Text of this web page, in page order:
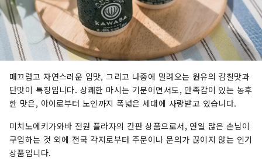
매끄럽고 자연스러운 입맛, 그리고 나중에 밀려오는 원유의 감칠맛과
단맛이 특징입니다. 상쾌한 마시는 기분이면서도, 만족감이 있는 농후
한 맛은, 아이로부터 노인까지 폭넓은 세대에 사랑받고 있습니다.
미치노에키가와바 전원 플라자의 간판 상품으로서, 연일 많은 손님이
구입하는 것 외에 전국 각지로부터 주문이나 문의가 끊이지 않는 인기
상품입니다.